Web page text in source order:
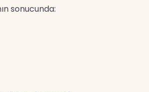
sonucunda: